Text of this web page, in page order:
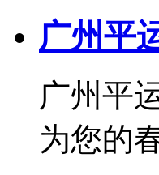
广州平
广州平
为您的